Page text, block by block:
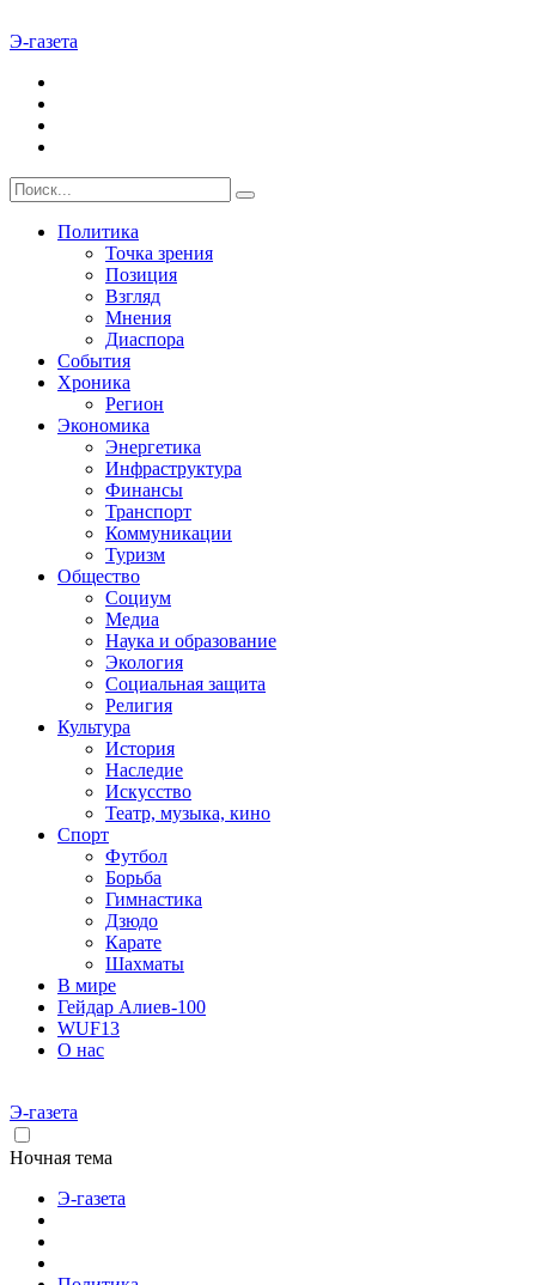
Э-газета
Политика
Точка зрения
Позиция
Взгляд
Мнения
Диаспора
События
Хроника
Регион
Экономика
Энергетика
Инфраструктура
Финансы
Транспорт
Коммуникации
Туризм
Общество
Социум
Медиа
Наука и образование
Экология
Социальная защита
Религия
Культура
История
Наследие
Искусство
Театр, музыка, кино
Спорт
Футбол
Борьба
Гимнастика
Дзюдо
Карате
Шахматы
В мире
Гейдар Алиев-100
WUF13
О нас
Э-газета
Ночная тема
Э-газета